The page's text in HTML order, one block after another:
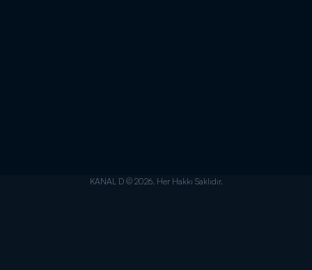
KANAL D © 2026. Her Hakkı Saklıdır.